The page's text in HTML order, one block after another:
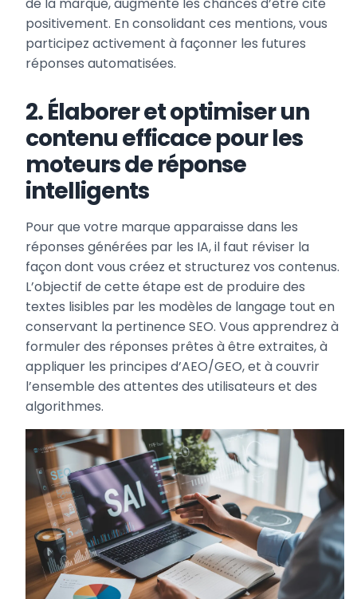
positivement. En consolidant ces mentions, vous
participez activement à façonner les futures
réponses automatisées.
2. Élaborer et optimiser un
contenu efficace pour les
moteurs de réponse
intelligents
Pour que votre marque apparaisse dans les
réponses générées par les IA, il faut réviser la
façon dont vous créez et structurez vos contenus.
L’objectif de cette étape est de produire des
textes lisibles par les modèles de langage tout en
conservant la pertinence SEO. Vous apprendrez à
formuler des réponses prêtes à être extraites, à
appliquer les principes d’AEO/GEO, et à couvrir
l’ensemble des attentes des utilisateurs et des
algorithmes.